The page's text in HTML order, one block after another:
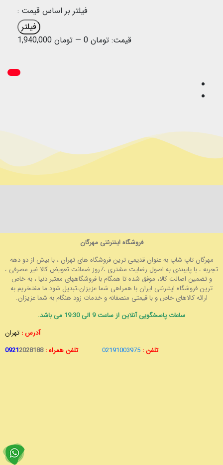
فیلتر بر اساس قیمت :
فیلتر
قیمت: تومان 0 — تومان 1,940,000
فروشگاه اینترنتی مهرگان
مهرگان تاپ شاپ به عنوان قدیمی ترین فروشگاه های تهران ، با بیش از دو دهه
تجربه ، با پایبندی به اصول رضایت مشتری ،7روز ضمانت تعویض کالا غیر مصرفی ،
و تضمین اصالت کالا، موفق شده تا همگام با فروشگاههای معتبر دنیا ، به خاص
ترین فروشگاه اینترنتی ایران با همراهی شما عزیزان،تبدیل شود.ما مفتخریم به
ارائه کالاهای خاص و با قیمتی منصفانه و خدمات زود هنگام به شما عزیزان.
ساعات پاسخگویی آنلاین از ساعت 9 الی 19:30 می باشد.
آدرس : تهران
تلفن : 02191003975 تلفن همراه : 09212028188